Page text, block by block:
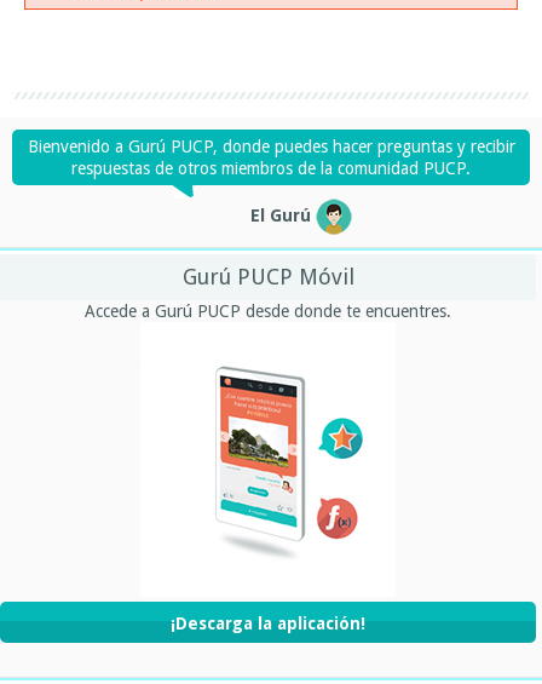
Bienvenido a Gurú PUCP, donde puedes hacer preguntas y recibir
respuestas de otros miembros de la comunidad PUCP.
El Gurú
Gurú PUCP Móvil
Accede a Gurú PUCP desde donde te encuentres.
¡Descarga la aplicación!